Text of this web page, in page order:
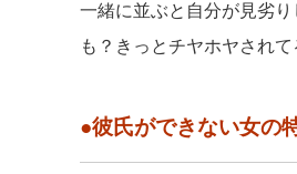
一緒に並ぶと自分が見劣
も？きっとチヤホヤされ
●彼氏ができない女